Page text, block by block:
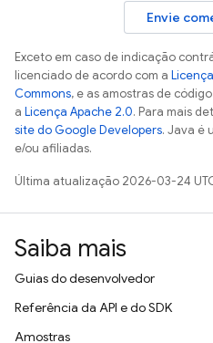
Envie
Exceto em caso de indicação
licenciado de acordo com a
Commons, e as amostras de
a Licença Apache 2.0. Para mais
site do Google Developers. Java é
e/ou afiliadas.
Última atualização 2026-03-24
Saiba mais
Guias do desenvolvedor
Referência da API e do SDK
Amostras